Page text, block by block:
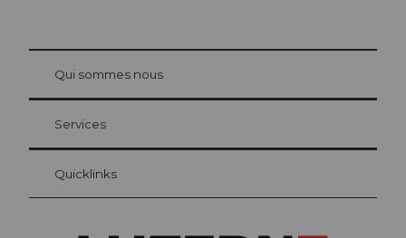
Carte d’hôte Lucerne
Vos avantages en tant qu'hôte pour la nuit
at Bre
Qui sommes nous
Services
Quicklinks